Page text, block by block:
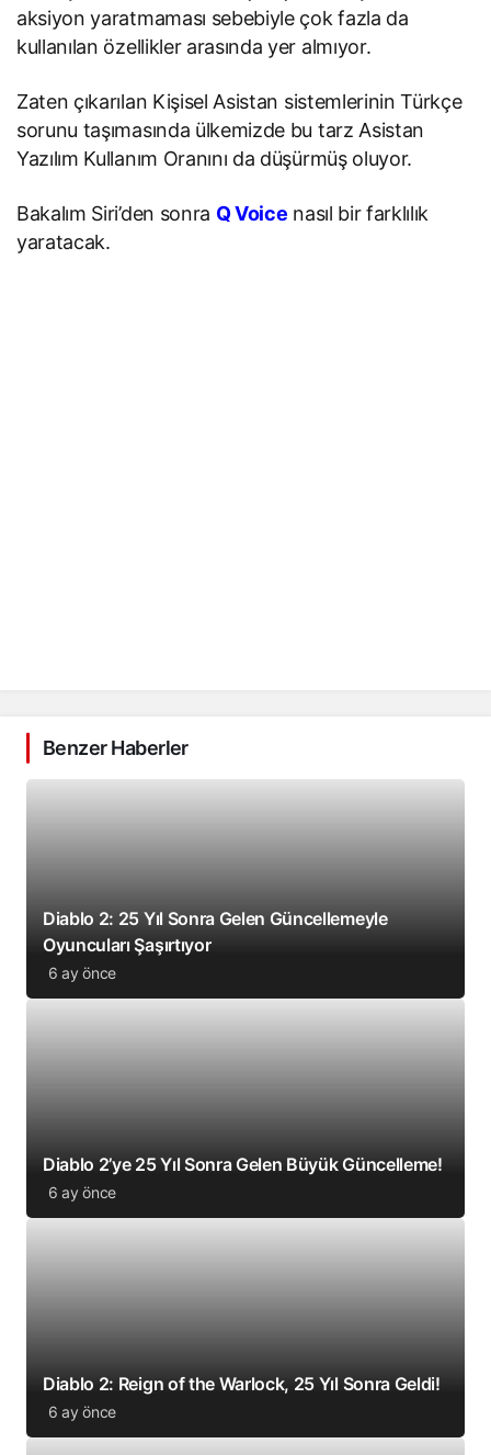
aksiyon yaratmaması sebebiyle çok fazla da
kullanılan özellikler arasında yer almıyor.
Zaten çıkarılan Kişisel Asistan sistemlerinin Türkçe
sorunu taşımasında ülkemizde bu tarz Asistan
Yazılım Kullanım Oranını da düşürmüş oluyor.
Bakalım Siri’den sonra Q Voice nasıl bir farklılık
yaratacak.
Benzer Haberler
Diablo 2: 25 Yıl Sonra Gelen Güncellemeyle
Oyuncuları Şaşırtıyor
6 ay önce
Diablo 2’ye 25 Yıl Sonra Gelen Büyük Güncelleme!
6 ay önce
Diablo 2: Reign of the Warlock, 25 Yıl Sonra Geldi!
6 ay önce